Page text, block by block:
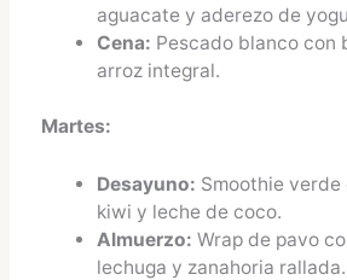
aguacate y aderezo de
Cena: Pescado blanco con
arroz integral.
Martes:
Desayuno: Smoothie verde
kiwi y leche de coco.
Almuerzo: Wrap de pavo
lechuga y zanahoria rallada.